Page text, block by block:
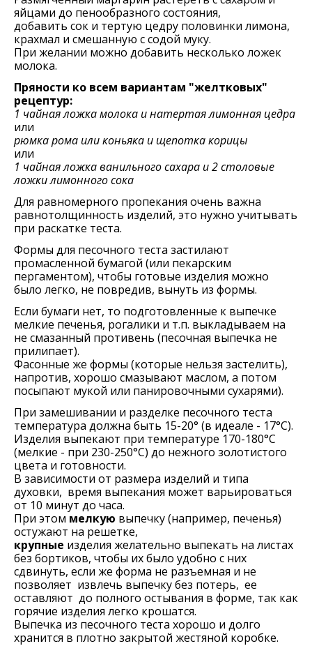
яйцами до пенообразного состояния,
добавить сок и тертую цедру половинки лимона,
крахмал и смешанную с содой муку.
При желании можно добавить несколько ложек
молока.
Пряности ко всем вариантам "желтковых"
рецептур:
1 чайная ложка молока и натертая лимонная цедра
или
рюмка рома или коньяка и щепотка корицы
или
1 чайная ложка ванильного сахара и 2 столовые
ложки лимонного сока
Для равномерного пропекания очень важна
равнотолщинность изделий, это нужно учитывать
при раскатке теста.
Формы для песочного теста застилают
промасленной бумагой (или пекарским
пергаментом), чтобы готовые изделия можно
было легко, не повредив, вынуть из формы.
Если бумаги нет, то подготовленные к выпечке
мелкие печенья, рогалики и т.п. выкладываем на
не смазанный противень (песочная выпечка не
прилипает).
Фасонные же формы (которые нельзя застелить),
напротив, хорошо смазывают маслом, а потом
посыпают мукой или панировочными сухарями).
При замешивании и разделке песочного теста
температура должна быть 15-20° (в идеале - 17°С).
Изделия выпекают при температуре 170-180°C
(мелкие - при 230-250°C) до нежного золотистого
цвета и готовности.
В зависимости от размера изделий и типа
духовки, время выпекания может варьироваться
от 10 минут до часа.
При этом мелкую выпечку (например, печенья)
остужают на решетке,
крупные изделия желательно выпекать на листах
без бортиков, чтобы их было удобно с них
сдвинуть, если же форма не разъемная и не
позволяет извлечь выпечку без потерь, ее
оставляют до полного остывания в форме, так как
горячие изделия легко крошатся.
Выпечка из песочного теста хорошо и долго
хранится в плотно закрытой жестяной коробке.